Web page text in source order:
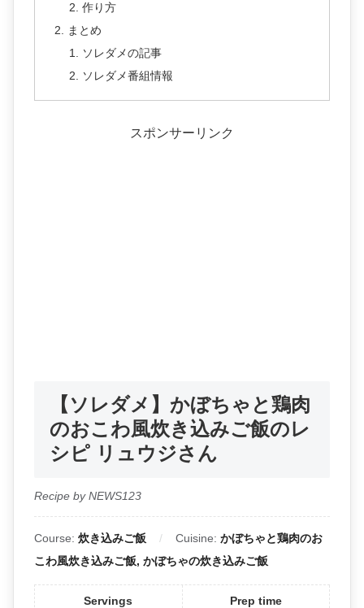
作り方
まとめ
ソレダメの記事
ソレダメ番組情報
スポンサーリンク
【ソレダメ】かぼちゃと鶏肉
のおこわ風炊き込みご飯のレ
シピ リュウジさん
Recipe by NEWS123
Course: 炊き込みご飯 Cuisine: かぼちゃと鶏肉のお
こわ風炊き込みご飯, かぼちゃの炊き込みご飯
Servings
Prep time